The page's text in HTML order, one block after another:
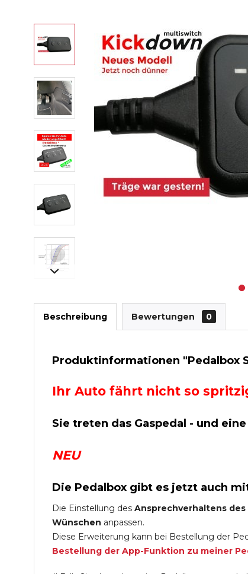
Beschreibung Bewertungen 0
Produktinformationen "Pedalbox
Ihr Auto fährt nicht so
Sie treten das Gaspedal - und
NEU
Die Pedalbox gibt es jetzt auch
Die Einstellung des Ansprechverhaltens des
Wünschen anpassen.
Diese Erweiterung kann bei Bestellung der
Bestellung der App-Funktion zu meiner